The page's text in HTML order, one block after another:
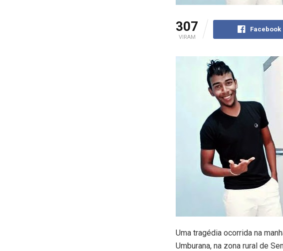
307
VIRAM
Facebook
Uma tragédia ocorrida na
Umburana, na zona rural de